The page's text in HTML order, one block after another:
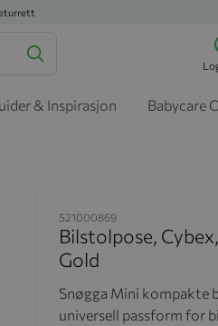
& Inspirasjon Babycare
521000869
Bilstolpose,
Gold
Snøgga Mini kompakte
universell passform for